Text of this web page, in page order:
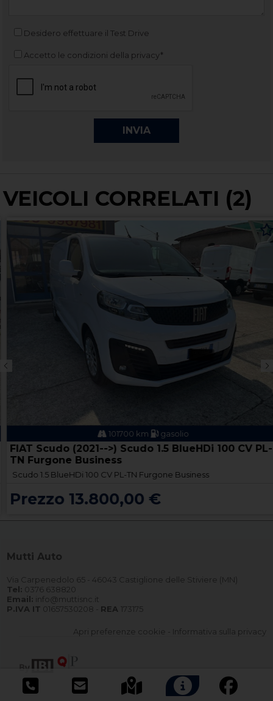
Desidero effettuare il Test Drive
Accetto le condizioni della privacy*
VEICOLI CORRELATI (2)
101700 km gasolio
FIAT Scudo (2021-->) Scudo 1.5 BlueHDi 100 CV PL-
TN Furgone Business
Scudo 1.5 BlueHDi 100 CV PL-TN Furgone Business
Prezzo 13.800,00 €
Mutti Auto
Via Carpenedolo 65 - 46043 Castiglione delle Stiviere (MN)
Tel: 0376 638820
Email: info@muttisnc.it
P.IVA IT 01657530208 - REA 173175
Apri preferenze cookie Informativa sulla privacy